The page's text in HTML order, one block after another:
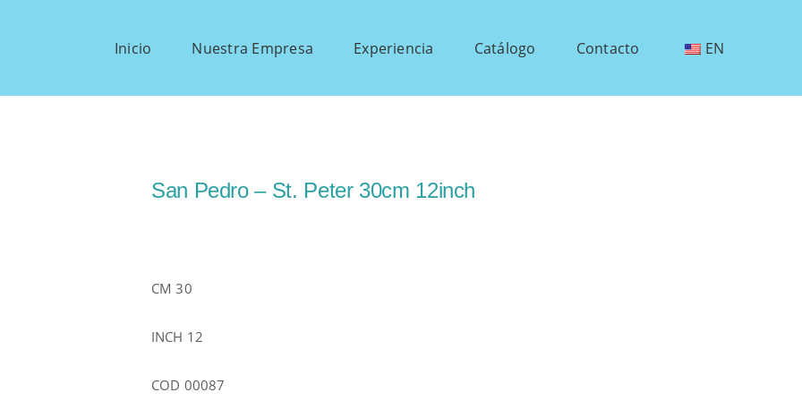
Inicio Nuestra Empresa Experiencia Catálogo Contacto EN
San Pedro – St. Peter 30cm 12inch
CM 30
INCH 12
COD 00087